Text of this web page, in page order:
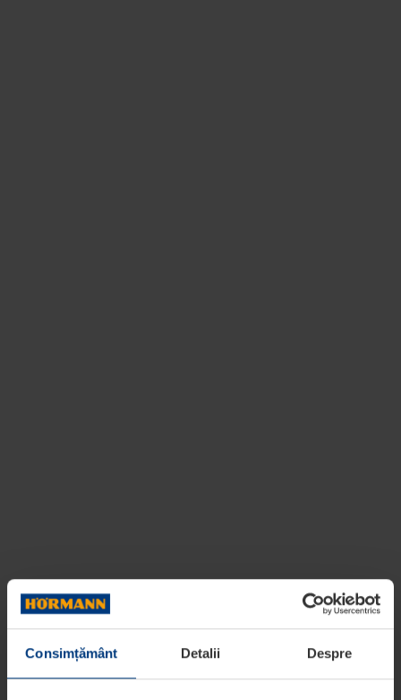
Consimțământ Detalii Despre